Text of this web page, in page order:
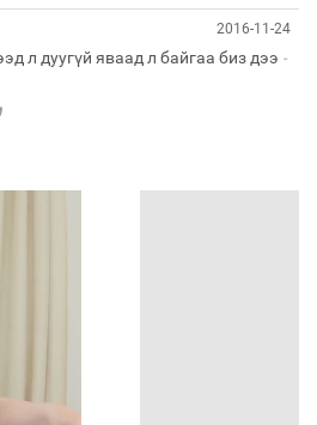
2016-11-24
л дуугүй яваад л байгаа биз дээ